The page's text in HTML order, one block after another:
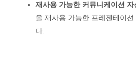
재사용 가능한 커뮤니케이션 자
을 재사용 가능한 프레젠테이
다.